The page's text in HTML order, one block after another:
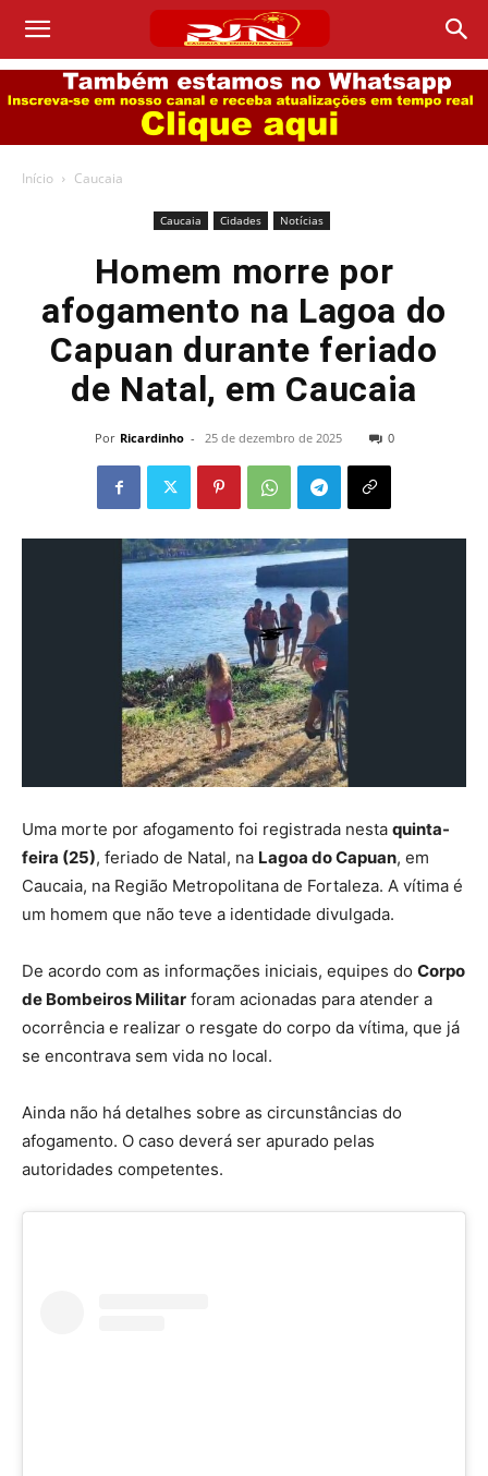
Início Caucaia
Caucaia Cidades Notícias
Homem morre por
afogamento na Lagoa do
Capuan durante feriado
de Natal, em Caucaia
Por Ricardinho - 25 de dezembro de 2025 0
Uma morte por afogamento foi registrada nesta quinta-
feira (25), feriado de Natal, na Lagoa do Capuan, em
Caucaia, na Região Metropolitana de Fortaleza. A vítima é
um homem que não teve a identidade divulgada.
De acordo com as informações iniciais, equipes do Corpo
de Bombeiros Militar foram acionadas para atender a
ocorrência e realizar o resgate do corpo da vítima, que já
se encontrava sem vida no local.
Ainda não há detalhes sobre as circunstâncias do
afogamento. O caso deverá ser apurado pelas
autoridades competentes.